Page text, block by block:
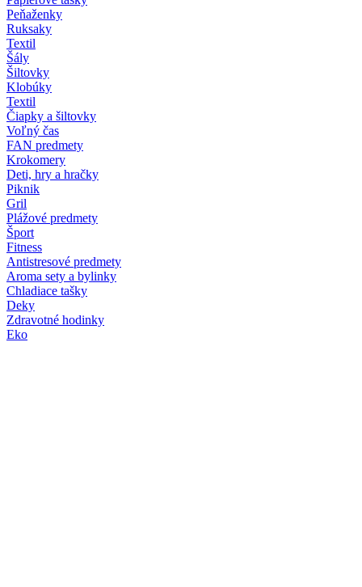
Peňaženky
Ruksaky
Textil
Šály
Šiltovky
Klobúky
Textil
Čiapky a šiltovky
Voľný čas
FAN predmety
Krokomery
Deti, hry a hračky
Piknik
Gril
Plážové predmety
Šport
Fitness
Antistresové predmety
Aroma sety a bylinky
Chladiace tašky
Deky
Zdravotné hodinky
Eko